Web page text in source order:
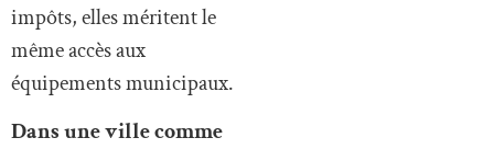
impôts, elles méritent le
même accès aux
équipements municipaux.
Dans une ville comme